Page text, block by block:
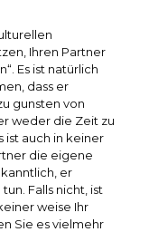
Ihren Partner
Es ist natürlich
dass er
gunsten von
weder die Zeit zu
ist auch in keiner
die eigene
er
Falls nicht, ist
weise Ihr
Sie es vielmehr